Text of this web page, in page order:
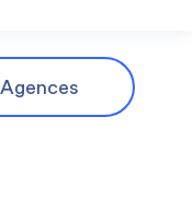
Agences